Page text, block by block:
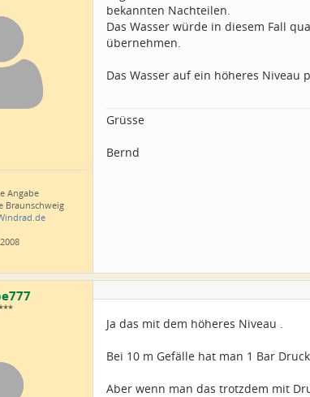
Angabe
Braunschweig
bekannten Nachteilen.
Das Wasser würde in diesem Fall
übernehmen.
Das Wasser auf ein höheres
Grüsse
Bernd
Ja das mit dem höheres Niveau .
Bei 10 m Gefälle hat man 1 Bar
Aber wenn man das trotzdem mit